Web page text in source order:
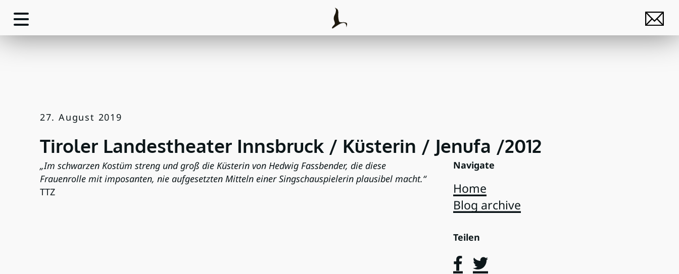
27. August 2019
Tiroler Landestheater Innsbruck / Küsterin / Jenufa /2012
„Im schwarzen Kostüm streng und groß die Küsterin von Hedwig Fassbender, die diese
Frauenrolle mit imposanten, nie aufgesetzten Mitteln einer Singschauspielerin plausibel macht.“
TTZ
Navigate
Home
Blog archive
Teilen